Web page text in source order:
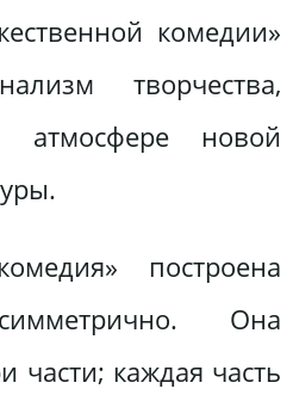
комедии»
творчества,
атмосфере новой
построена
Она
части; каждая часть